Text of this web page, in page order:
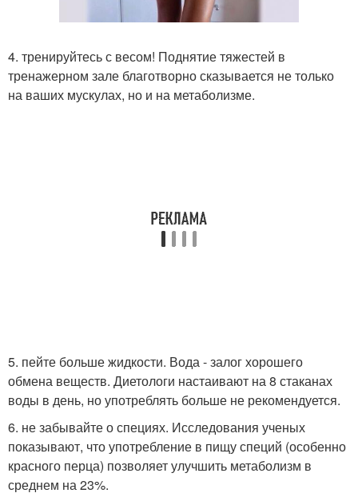
4. тренируйтесь с весом! Поднятие тяжестей в
тренажерном зале благотворно сказывается не только
на ваших мускулах, но и на метаболизме.
5. пейте больше жидкости. Вода - залог хорошего
обмена веществ. Диетологи настаивают на 8 стаканах
воды в день, но употреблять больше не рекомендуется.
6. не забывайте о специях. Исследования ученых
показывают, что употребление в пищу специй (особенно
красного перца) позволяет улучшить метаболизм в
среднем на 23%.